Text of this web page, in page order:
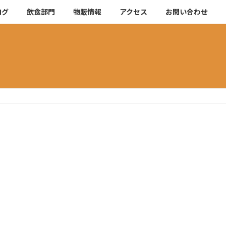
グ 飲食部門 物販情報 アクセス お問い合わせ